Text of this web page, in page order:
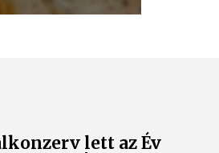
lett az Év